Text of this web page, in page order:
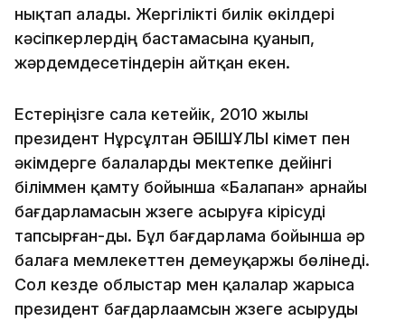
нықтап алады. Жергілікті билік өкілдері
кәсіпкерлердің бастамасына қуанып,
жәрдемдесетіндерін айтқан екен.
Естеріңізге сала кетейік, 2010 жылы
президент Нұрсұлтан ӘБІШҰЛЫ үкімет пен
әкімдерге балаларды мектепке дейінгі
біліммен қамту бойынша «Балапан» арнайы
бағдарламасын жүзеге асыруға кірісуді
тапсырған-ды. Бұл бағдарлама бойынша әр
балаға мемлекеттен демеуқаржы бөлінеді.
Сол кезде облыстар мен қалалар жарыса
президент бағдарлаамсын жүзеге асыруды